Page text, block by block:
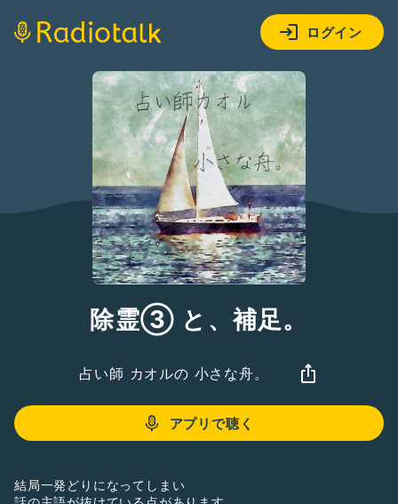
ログイン
除霊③ と、補足。
占い師 カオルの 小さな舟。
アプリで聴く
結局一発どりになってしまい